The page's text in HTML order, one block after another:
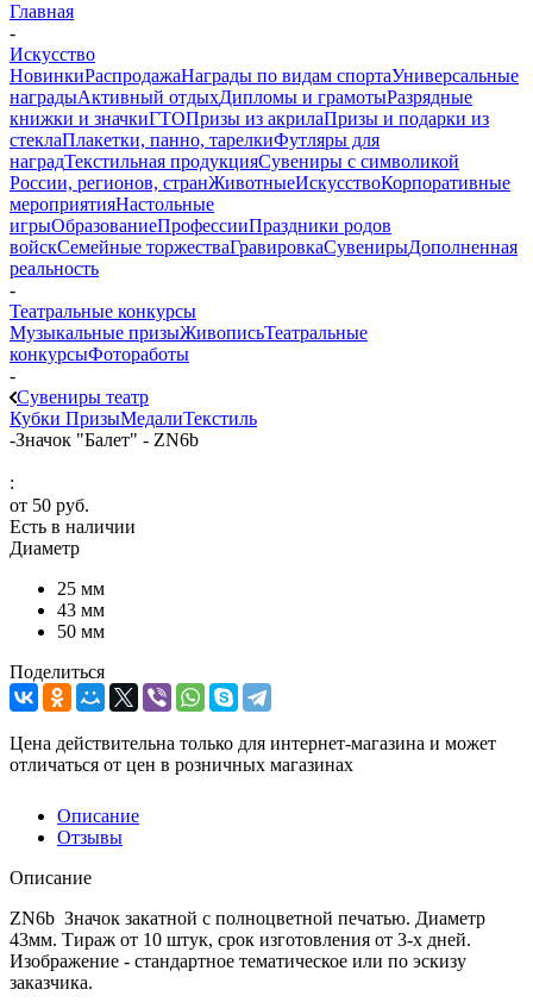
Главная
-
Искусство
НовинкиРаспродажаНаграды по видам спортаУниверсальные
наградыАктивный отдыхДипломы и грамотыРазрядные
книжки и значкиГТОПризы из акрилаПризы и подарки из
стеклаПлакетки, панно, тарелкиФутляры для
наградТекстильная продукцияСувениры с символикой
России, регионов, странЖивотныеИскусствоКорпоративные
мероприятияНастольные
игрыОбразованиеПрофессииПраздники родов
войскСемейные торжестваГравировкаСувенирыДополненная
реальность
-
Театральные конкурсы
Музыкальные призыЖивописьТеатральные
конкурсыФотоработы
-
Сувениры театр
Кубки ПризыМедалиТекстиль
-Значок "Балет" - ZN6b
:
от 50 руб.
Есть в наличии
Диаметр
25 мм
43 мм
50 мм
Поделиться
Цена действительна только для интернет-магазина и может
отличаться от цен в розничных магазинах
Описание
Отзывы
Описание
ZN6b Значок закатной с полноцветной печатью. Диаметр
43мм. Тираж от 10 штук, срок изготовления от 3-х дней.
Изображение - стандартное тематическое или по эскизу
заказчика.